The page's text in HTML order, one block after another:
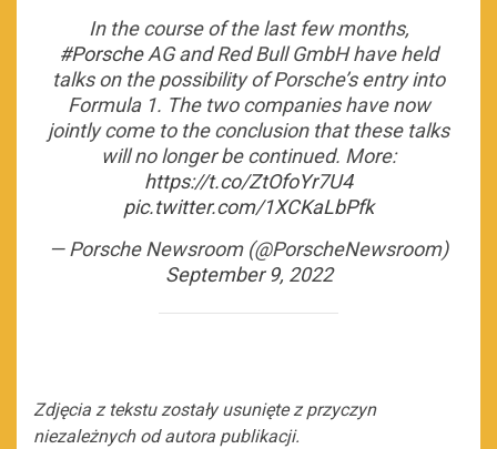
In the course of the last few months,
#PorscheAG and Red Bull GmbH have held
talks on the possibility of Porsche’s entry into
Formula 1. The two companies have now
jointly come to the conclusion that these talks
will no longer be continued. More:
https://t.co/ZtOfoYr7U4
pic.twitter.com/1XCKaLbPfk
— Porsche Newsroom (@PorscheNewsroom)
September 9, 2022
Zdjęcia z tekstu zostały usunięte z przyczyn
niezależnych od autora publikacji.